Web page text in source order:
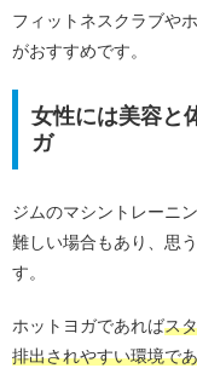
フィットネスクラブや
がおすすめです。
女性には美容と
ガ
ジムのマシントレーニ
難しい場合もあり、思
す。
ホットヨガであればス
排出されやすい環境で